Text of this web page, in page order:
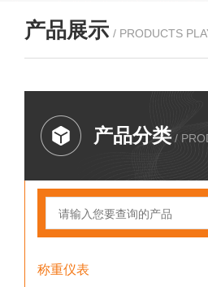
产品展示 / PRODUCTS
产品分类 /
称重仪表